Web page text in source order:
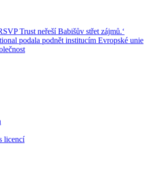
Trust neřeší Babišův střet zájmů.‘
podala podnět institucím Evropské unie
licencí